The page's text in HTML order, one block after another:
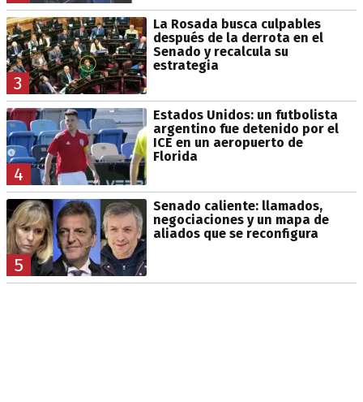
3
La Rosada busca culpables
después de la derrota en el
Senado y recalcula su
estrategia
4
Estados Unidos: un futbolista
argentino fue detenido por el
ICE en un aeropuerto de
Florida
5
Senado caliente: llamados,
negociaciones y un mapa de
aliados que se reconfigura